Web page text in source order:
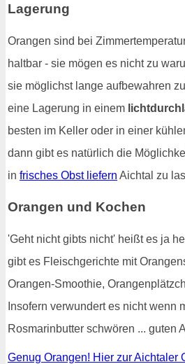
Lagerung
Orangen sind bei
haltbar - sie mögen es nicht zu
sie möglichst lange aufbewahren
eine Lagerung in einem
besten im Keller oder in einer
dann gibt es natürlich die
in frisches Obst liefern Aichtal zu
Orangen und Kochen
'Geht nicht gibts nicht' heißt es ja
gibt es Fleischgerichte mit
Orangen-Smoothie,
Insofern verwundert es nicht wenn
Rosmarinbutter schwören ... guten
Genug Orangen! Hier zur Aichtaler